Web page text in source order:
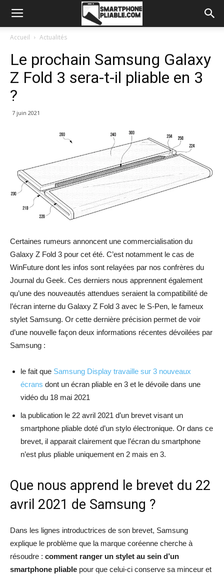
Accueil Actualités
Le prochain Samsung Galaxy
Z Fold 3 sera-t-il pliable en 3
?
7 juin 2021
Certaines rumeurs annoncent une commercialisation du
Galaxy Z Fold 3 pour cet été. C’est notamment le cas de
WinFuture dont les infos sont relayées par nos confrères du
Journal du Geek. Ces derniers nous apprennent également
qu’une des nouveautés attendues seraient la compatibilité de
l’écran interne du Galaxy Z Fold 3 avec le S-Pen, le fameux
stylet Samsung. Or cette dernière précision permet de voir
d’une nouvelle façon deux informations récentes dévoilées par
Samsung :
le fait que Samsung Display travaille sur 3 nouveaux
écrans dont un écran pliable en 3 et le dévoile dans une
vidéo du 18 mai 2021
la publication le 22 avril 2021 d’un brevet visant un
smartphone pliable doté d’un stylo électronique. Or dans ce
brevet, il apparait clairement que l’écran du smartphone
n’est plus pliable uniquement en 2 mais en 3.
Que nous apprend le brevet du 22
avril 2021 de Samsung ?
Dans les lignes introductrices de son brevet, Samsung
explique le problème que la marque coréenne cherche à
résoudre : comment ranger un stylet au sein d’un
smartphone pliable pour que celui-ci conserve sa minceur et